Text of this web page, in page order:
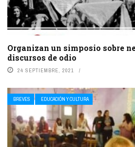
Organizan un simposio sobre
discursos de odio
24 SEPTIEMBRE, 2021
BREVES EDUCACIÓN Y CULTURA